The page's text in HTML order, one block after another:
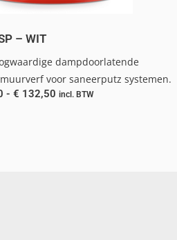
– WIT
dampdoorlatende
voor saneerputz systemen.
- € 132,50 incl. BTW